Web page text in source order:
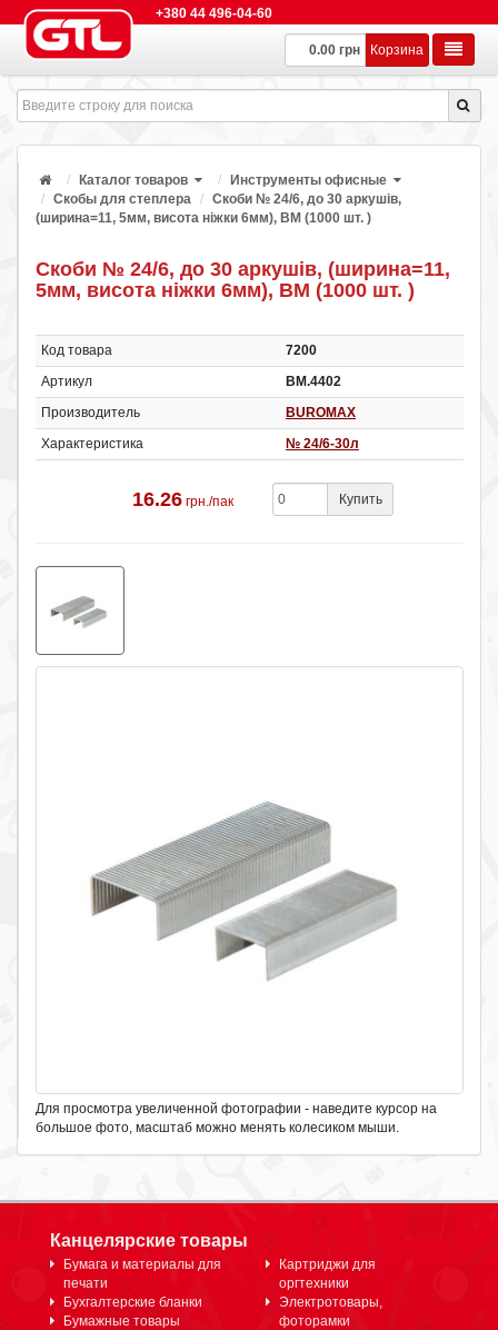
+380 44 496-04-60
0.00 грн Корзина
Каталог товаров
Инструменты офисные
Скобы для степлера
Скоби № 24/6, до 30 аркушів,
(ширина=11, 5мм, висота ніжки 6мм), ВМ (1000 шт. )
Скоби № 24/6, до 30 аркушів, (ширина=11,
5мм, висота ніжки 6мм), ВМ (1000 шт. )
Код товара
7200
Артикул
ВМ.4402
Производитель
BUROMAX
Характеристика
№ 24/6-30л
16.26 грн./пак Купить
Для просмотра увеличенной фотографии - наведите курсор на
большое фото, масштаб можно менять колесиком мыши.
Канцелярские товары
Бумага и материалы для
печати
Бухгалтерские бланки
Бумажные товары
Картриджи для
оргтехники
Электротовары,
фоторамки